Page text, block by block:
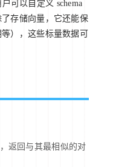
可以自定义 schema
存储向量，它还能保
），这些标量数据可
返回与其最相似的对